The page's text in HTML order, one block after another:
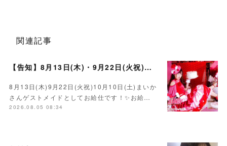
関連記事
【告知】8月13日(木)・9月22日(火祝)・10月10日(土)ゲスト まいかさん🍓
8月13日(木)9月22日(火祝)10月10日(土)まいか
さんゲストメイドとしてお給仕です！✨お給…
2026.08.05 08:34